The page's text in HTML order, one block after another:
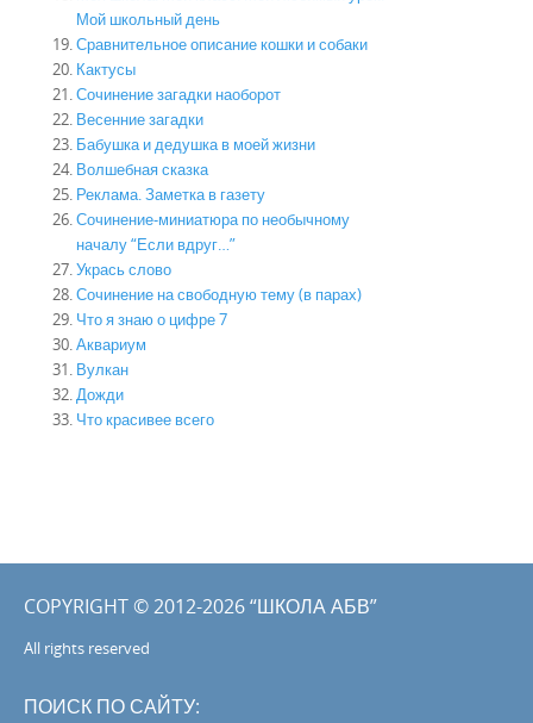
Мой школьный день
Сравнительное описание кошки и собаки
Кактусы
Сочинение загадки наоборот
Весенние загадки
Бабушка и дедушка в моей жизни
Волшебная сказка
Реклама. Заметка в газету
Сочинение-миниатюра по необычному
началу “Если вдруг…”
Укрась слово
Сочинение на свободную тему (в парах)
Что я знаю о цифре 7
Аквариум
Вулкан
Дожди
Что красивее всего
COPYRIGHT © 2012-2026 “ШКОЛА АБВ”
All rights reserved
ПОИСК ПО САЙТУ: